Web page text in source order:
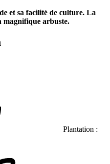
et sa facilité de culture. La
arbuste.
Plantation :